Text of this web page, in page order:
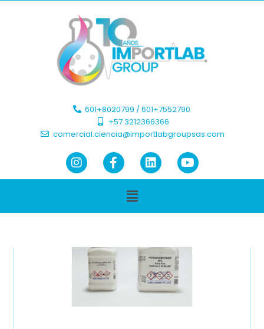
601+8020799 / 601+7552790 ​
+57 3212366366​
comercial.ciencia@importlabgroupsas.com